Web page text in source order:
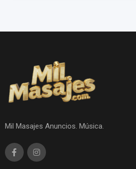
Mil Masajes Anuncios. Música.